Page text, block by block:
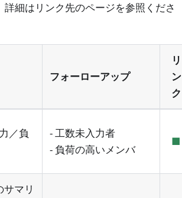
細はリンク先のページを参照くださ
フォーローアップ
リ
ン
ク
／負
- 工数未入力者
- 負荷の高いメンバ
■
マリ